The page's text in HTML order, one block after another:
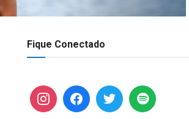
Fique Conectado